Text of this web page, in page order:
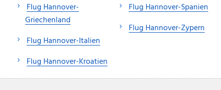
Flug Hannover-
Griechenland
Flug Hannover-Italien
Flug Hannover-Kroatien
Flug Hannover-Spanien
Flug Hannover-Zypern